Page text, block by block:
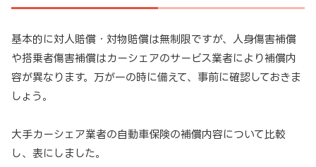
基本的に対人賠償・対物賠償は無制限ですが、人身傷害補償
や搭乗者傷害補償はカーシェアのサービス業者により補償内
容が異なります。万が一の時に備えて、事前に確認しておきま
しょう。
大手カーシェア業者の自動車保険の補償内容について比較
し、表にしました。